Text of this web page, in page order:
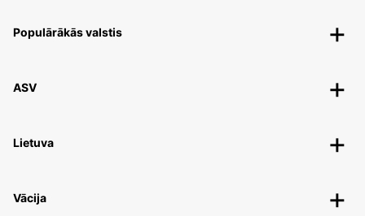
Populārākās valstis
ASV
Lietuva
Vācija